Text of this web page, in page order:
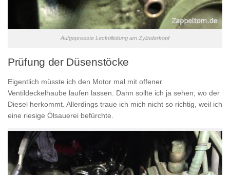
Aufgepresste Leckölleitung am Zylinderkopf
Prüfung der Düsenstöcke
Eigentlich müsste ich den Motor mal mit offener
Ventildeckelhaube laufen lassen. Dann sollte ich ja sehen, wo der
Diesel herkommt. Allerdings traue ich mich nicht so richtig, weil ich
eine riesige Ölsauerei befürchte.